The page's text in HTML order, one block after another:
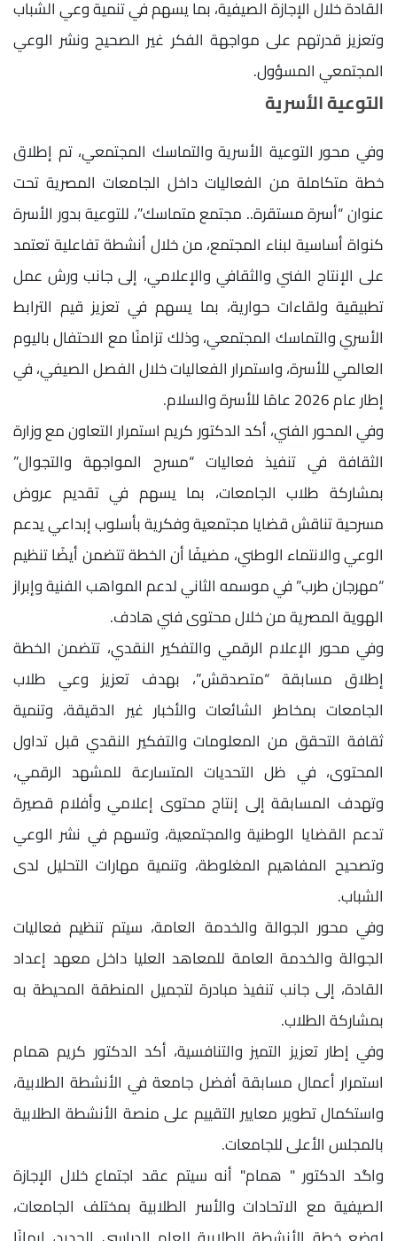
القادة خلال الإجازة الصيفية، بما يسهم في تنمية وعي الشباب
وتعزيز قدرتهم على مواجهة الفكر غير الصحيح ونشر الوعي
المجتمعي المسؤول.
التوعية الأسرية
وفي محور التوعية الأسرية والتماسك المجتمعي، تم إطلاق
خطة متكاملة من الفعاليات داخل الجامعات المصرية تحت
عنوان “أسرة مستقرة.. مجتمع متماسك”، للتوعية بدور الأسرة
كنواة أساسية لبناء المجتمع، من خلال أنشطة تفاعلية تعتمد
على الإنتاج الفني والثقافي والإعلامي، إلى جانب ورش عمل
تطبيقية ولقاءات حوارية، بما يسهم في تعزيز قيم الترابط
الأسري والتماسك المجتمعي، وذلك تزامنًا مع الاحتفال باليوم
العالمي للأسرة، واستمرار الفعاليات خلال الفصل الصيفي، في
إطار عام 2026 عامًا للأسرة والسلام.
وفي المحور الفني، أكد الدكتور كريم استمرار التعاون مع وزارة
الثقافة في تنفيذ فعاليات “مسرح المواجهة والتجوال”
بمشاركة طلاب الجامعات، بما يسهم في تقديم عروض
مسرحية تناقش قضايا مجتمعية وفكرية بأسلوب إبداعي يدعم
الوعي والانتماء الوطني، مضيفًا أن الخطة تتضمن أيضًا تنظيم
“مهرجان طرب” في موسمه الثاني لدعم المواهب الفنية وإبراز
الهوية المصرية من خلال محتوى فني هادف.
وفي محور الإعلام الرقمي والتفكير النقدي، تتضمن الخطة
إطلاق مسابقة “متصدقش”، بهدف تعزيز وعي طلاب
الجامعات بمخاطر الشائعات والأخبار غير الدقيقة، وتنمية
ثقافة التحقق من المعلومات والتفكير النقدي قبل تداول
المحتوى، في ظل التحديات المتسارعة للمشهد الرقمي،
وتهدف المسابقة إلى إنتاج محتوى إعلامي وأفلام قصيرة
تدعم القضايا الوطنية والمجتمعية، وتسهم في نشر الوعي
وتصحيح المفاهيم المغلوطة، وتنمية مهارات التحليل لدى
الشباب.
وفي محور الجوالة والخدمة العامة، سيتم تنظيم فعاليات
الجوالة والخدمة العامة للمعاهد العليا داخل معهد إعداد
القادة، إلى جانب تنفيذ مبادرة لتجميل المنطقة المحيطة به
بمشاركة الطلاب.
وفي إطار تعزيز التميز والتنافسية، أكد الدكتور كريم همام
استمرار أعمال مسابقة أفضل جامعة في الأنشطة الطلابية،
واستكمال تطوير معايير التقييم على منصة الأنشطة الطلابية
بالمجلس الأعلى للجامعات.
واگد الدكتور " همام" أنه سيتم عقد اجتماع خلال الإجازة
الصيفية مع الاتحادات والأسر الطلابية بمختلف الجامعات،